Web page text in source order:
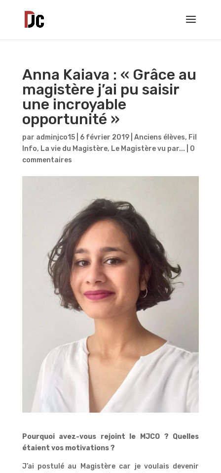
Anna Kaiava : « Grâce au
magistère j’ai pu saisir
une incroyable
opportunité »
par adminjco15| 6 février 2019| Anciens élèves, Fil
Info, La vie du Magistère, Le Magistère vu par...
0
commentaires
Pourquoi avez-vous rejoint le MJCO ? Quelles
étaient vos motivations ?
J’ai postulé au Magistère car je voulais devenir